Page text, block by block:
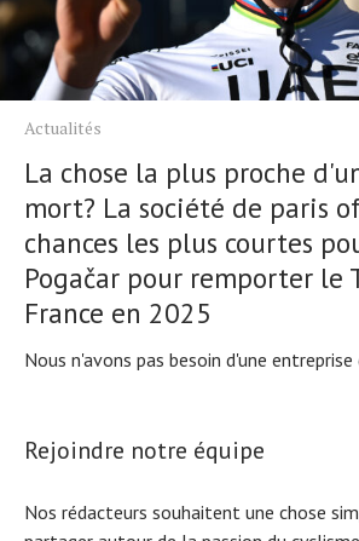
Actualités
La chose la plus proche
mort? La société de paris
chances les plus courtes
Pogačar pour remporter le
France en 2025
Nous n'avons pas besoin d'une entreprise
Rejoindre notre équipe
Nos rédacteurs souhaitent une chose